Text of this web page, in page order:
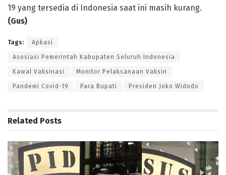
19 yang tersedia di Indonesia saat ini masih kurang.
(Gus)
Tags: Apkasi
Asosiasi Pemerintah Kabupaten Seluruh Indonesia
Kawal Vaksinasi Monitor Pelaksanaan Vaksin
Pandemi Covid-19 Para Bupati Presiden Joko Widodo
Related Posts